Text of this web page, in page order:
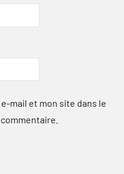
mail et mon site dans le